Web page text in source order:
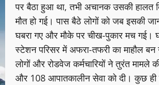
पर बैठा हुआ था, तभी अचानक उसकी हालत
मौत हो गई। पास बैठे लोगों को जब इसकी
घबरा गए और मौके पर चीख-पुकार मच गई।
स्टेशन परिसर में अफरा-तफरी का माहौल बन
लोगों और रोडवेज कर्मचारियों ने तुरंत मामले
और 108 आपातकालीन सेवा को दी। कुछ